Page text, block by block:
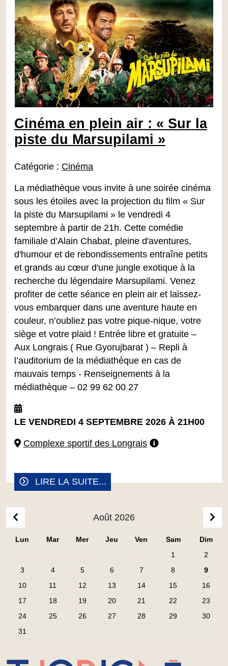
Cinéma en plein air : « Sur la
piste du Marsupilami »
Catégorie : Cinéma
La médiathèque vous invite à une soirée cinéma
sous les étoiles avec la projection du film « Sur
la piste du Marsupilami » le vendredi 4
septembre à partir de 21h. Cette comédie
familiale d’Alain Chabat, pleine d'aventures,
d'humour et de rebondissements entraîne petits
et grands au cœur d'une jungle exotique à la
recherche du légendaire Marsupilami. Venez
profiter de cette séance en plein air et laissez-
vous embarquer dans une aventure haute en
couleur, n’oubliez pas votre pique-nique, votre
siège et votre plaid ! Entrée libre et gratuite –
Aux Longrais ( Rue Gyorujbarat ) – Repli à
l’auditorium de la médiathèque en cas de
mauvais temps - Renseignements à la
médiathèque – 02 99 62 00 27
LE VENDREDI 4 SEPTEMBRE 2026 À 21H00
Complexe sportif des Longrais
LIRE LA SUITE...
CLIQUER POUR AFFICHER LE MOIS
Août 2026
Lun LundiMarMardiMerMercredi
Jeu JeudiVen Vendredi
SamSamediDim
1
2
3
4 5 6 7 8
9
10
11 12 13 14 15
16
17
18 19 20 21 22
23
24
25 26 27 28 29
30
31